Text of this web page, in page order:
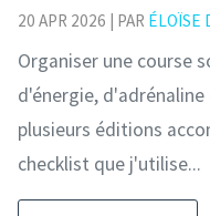
20 APR 2026 | PAR ÉLOÏSE
Organiser une course
d'énergie,
plusieurs éditions
checklist que j'utilise...